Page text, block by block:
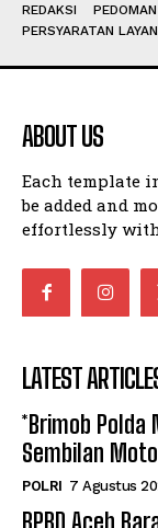
REDAKSI
PERSYARATAN
ABOUT US
Each template
be added and
effortlessly
LATEST
*Brimob Polda
Sembilan
POLRI 7 Agustus